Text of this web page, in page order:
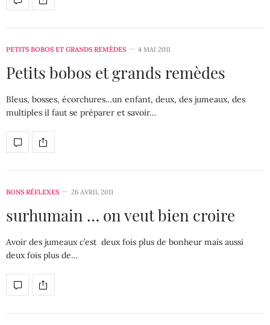
PETITS BOBOS ET GRANDS REMÈDES 4 MAI 2011
Petits bobos et grands remèdes
Bleus, bosses, écorchures…un enfant, deux, des jumeaux, des
multiples il faut se préparer et savoir…
BONS RÉFLEXES 26 AVRIL 2011
surhumain … on veut bien croire
Avoir des jumeaux c’est deux fois plus de bonheur mais aussi
deux fois plus de…